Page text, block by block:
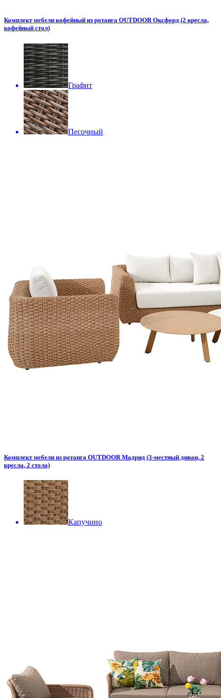
Комплект мебели кофейный из ротанга OUTDOOR Оксфорд (2 кресла,
кофейный стол)
Графит
Песочный
Комплект мебели из ротанга OUTDOOR Мадрид (3-местный диван, 2
кресла, 2 стола)
Капучино